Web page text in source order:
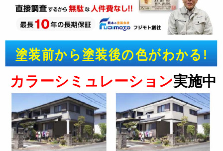
塗装前から塗装後の色がわかる!
カラーシミュレーション実施中